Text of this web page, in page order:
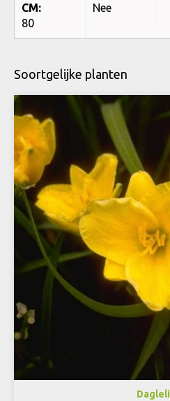
CM:
80
Nee
Soortgelijke planten